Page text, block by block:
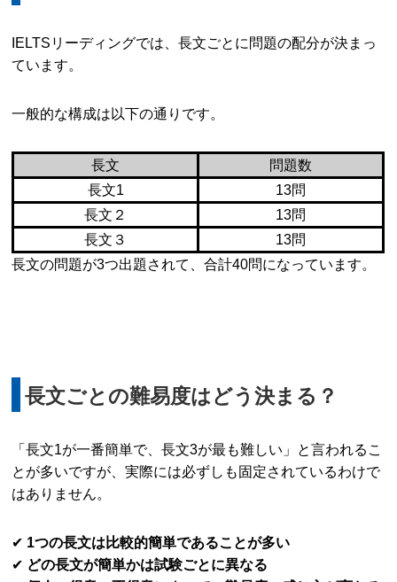
IELTSリーディングでは、長文ごとに問題の配分が決まっ
ています。
一般的な構成は以下の通りです。
長文
問題数
長文1
13問
長文２
13問
長文３
13問
長文の問題が3つ出題されて、合計40問になっています。
長文ごとの難易度はどう決まる？
「長文1が一番簡単で、長文3が最も難しい」と言われるこ
とが多いですが、実際には必ずしも固定されているわけで
はありません。
✔ 1つの長文は比較的簡単であることが多い
✔ どの長文が簡単かは試験ごとに異なる